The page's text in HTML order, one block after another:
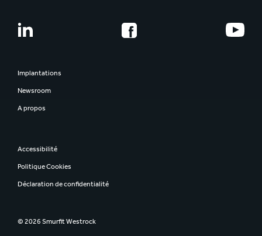
Implantations
Newsroom
A propos
Accessibilité
Politique Cookies
Déclaration de confidentialité
© 2026 Smurfit Westrock